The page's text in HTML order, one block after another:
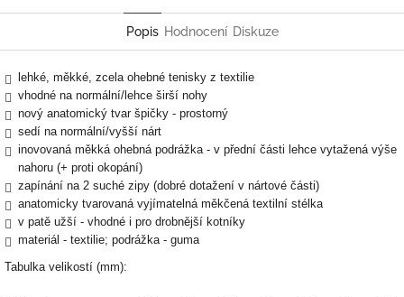
Popis Hodnocení Diskuze
lehké, měkké, zcela ohebné tenisky z textilie
vhodné na normální/lehce širší nohy
nový anatomický tvar špičky - prostorný
sedí na normální/vyšší nárt
inovovaná měkká ohebná podrážka - v přední části lehce vytažená výše
nahoru (+ proti okopání)
zapínání na 2 suché zipy (dobré dotažení v nártové části)
anatomicky tvarovaná vyjímatelná měkčená textilní stélka
v patě užší - vhodné i pro drobnější kotníky
materiál - textilie; podrážka - guma
Tabulka velikostí (mm):